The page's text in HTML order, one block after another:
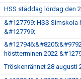
HSS städdag lördag den
&#127799; HSS
&#127799;
höstterminen 2022
Tröskenrännet 28 augusti